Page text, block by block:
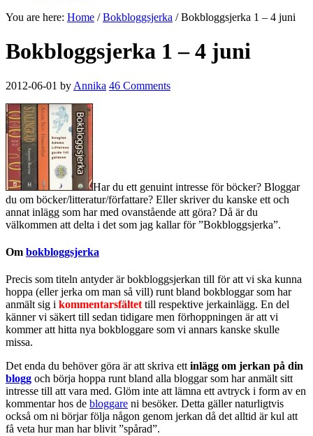
You are here: Home / Bokbloggsjerka /Bokbloggsjerka 1 – 4 juni
Bokbloggsjerka 1 – 4 juni
2012-06-01 by Annika 46 Comments
Har du ett genuint intresse för böcker? Bloggar
du om böcker/litteratur/författare? Eller skriver du kanske ett och
annat inlägg som har med ovanstående att göra? Då är du
välkommen att delta i det som jag kallar för ”Bokbloggsjerka”.
Om bokbloggsjerka
Precis som titeln antyder är bokbloggsjerkan till för att vi ska kunna
hoppa (eller jerka om man så vill) runt bland bokbloggar som har
anmält sig i kommentarsfältettill respektive jerkainlägg. En del
känner vi säkert till sedan tidigare men förhoppningen är att vi
kommer att hitta nya bokbloggare som vi annars kanske skulle
missa.
Det enda du behöver göra är att skriva ettinlägg om jerkan på din
blogg och börja hoppa runt bland alla bloggar som har anmält sitt
intresse till att vara med. Glöm inte att lämna ett avtryck i form av en
kommentar hos de bloggare ni besöker. Detta gäller naturligtvis
också om ni börjar följa någon genom jerkan då det alltid är kul att
få veta hur man har blivit ”spårad”.